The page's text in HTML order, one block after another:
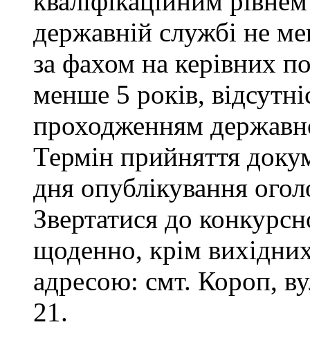
державній службі не
за фахом на керівних
менше 5 років,
проходженням
Термін прийняття
дня опублікування
Звертатися до
щоденно, крім
адресою: смт. Короп,
21.